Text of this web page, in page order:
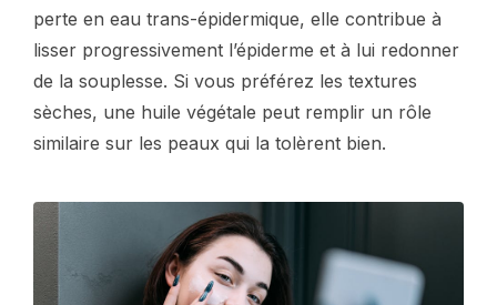
perte en eau trans-épidermique, elle contribue à
lisser progressivement l’épiderme et à lui redonner
de la souplesse. Si vous préférez les textures
sèches, une huile végétale peut remplir un rôle
similaire sur les peaux qui la tolèrent bien.